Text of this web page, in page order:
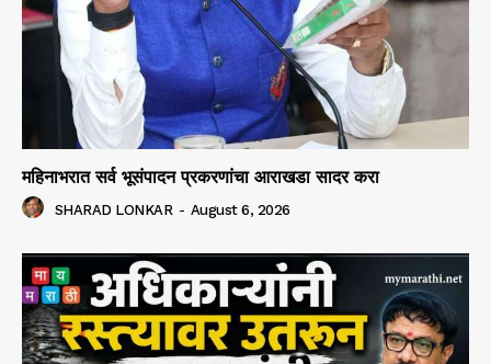
महिनाभरात सर्व भूसंपादन प्रकरणांचा आराखडा सादर करा
SHARAD LONKAR - August 6, 2026